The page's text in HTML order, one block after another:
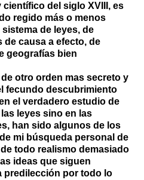
del siglo XVIII, es
regido más o menos
de leyes, de
causa a efecto, de
geografías bien
otro orden mas secreto y
fecundo descubrimiento
el verdadero estudio de
leyes sino en las
han sido algunos de los
mi búsqueda personal de
todo realismo demasiado
ideas que siguen
predilección por todo lo